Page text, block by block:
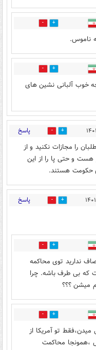
1
ناموس.
0
خوب آلبانی نشین های
32 پاسخ
را مجازات نکنید و از
و حتی پا را از این
حکومت هستند.
89 پاسخ
36
ندارید توی محاکمه
که بی طرف باشه. چرا
میشن ؟؟؟
44
میدن،فقط تو آمریکا از
،همونجا محاکمت